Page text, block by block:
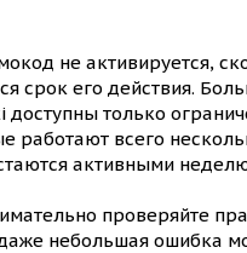
не активируется,
срок его действия.
доступны только
работают всего
активными
проверяйте
небольшая ошибка